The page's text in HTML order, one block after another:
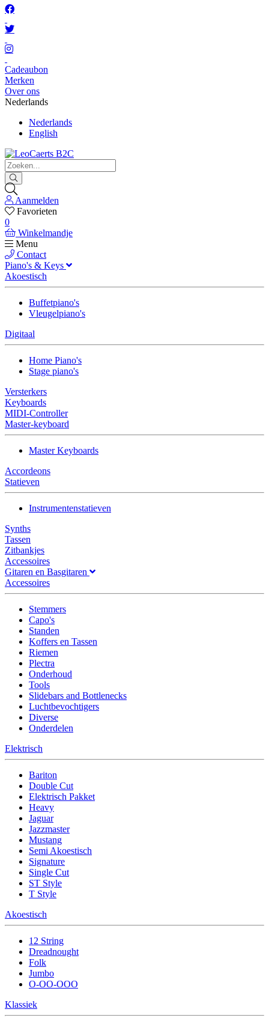
Cadeaubon
Merken
Over ons
Nederlands
Nederlands
English
Aanmelden
Favorieten
0
Winkelmandje
Menu
Contact
Piano's & Keys
Akoestisch
Buffetpiano's
Vleugelpiano's
Digitaal
Home Piano's
Stage piano's
Versterkers
Keyboards
MIDI-Controller
Master-keyboard
Master Keyboards
Accordeons
Statieven
Instrumentenstatieven
Synths
Tassen
Zitbankjes
Accessoires
Gitaren en Basgitaren
Accessoires
Stemmers
Capo's
Standen
Koffers en Tassen
Riemen
Plectra
Onderhoud
Tools
Slidebars and Bottlenecks
Luchtbevochtigers
Diverse
Onderdelen
Elektrisch
Bariton
Double Cut
Elektrisch Pakket
Heavy
Jaguar
Jazzmaster
Mustang
Semi Akoestisch
Signature
Single Cut
ST Style
T Style
Akoestisch
12 String
Dreadnought
Folk
Jumbo
O-OO-OOO
Klassiek